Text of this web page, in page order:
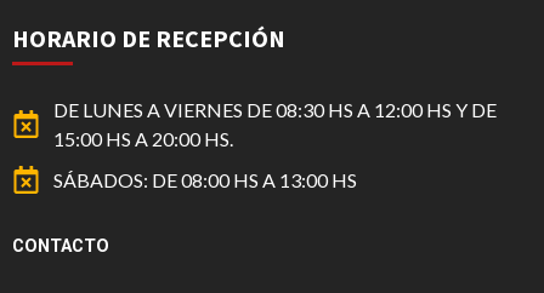
HORARIO DE RECEPCIÓN
DE LUNES A VIERNES DE 08:30 HS A 12:00 HS Y DE
15:00 HS A 20:00 HS.
SÁBADOS: DE 08:00 HS A 13:00 HS
CONTACTO